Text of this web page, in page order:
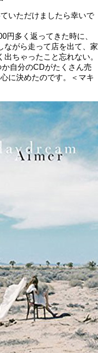
いただけましたら幸いで
円多く返ってきた時に、
ながら走って店を出て、家
ちゃったこと忘れない。
自分のCDがたくさん売
に決めたのです。＜マキ